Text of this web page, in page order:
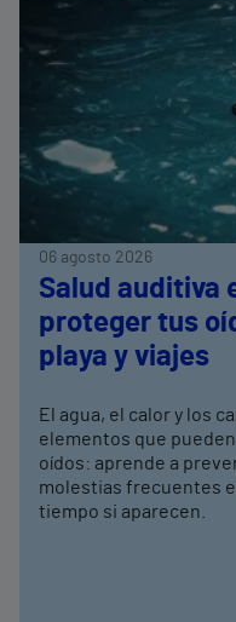
06 agosto 2026
Salud auditiva
proteger tus
playa y viajes
El agua, el calor y los
elementos que
oídos: aprende a
molestias frecuentes
tiempo si aparecen.